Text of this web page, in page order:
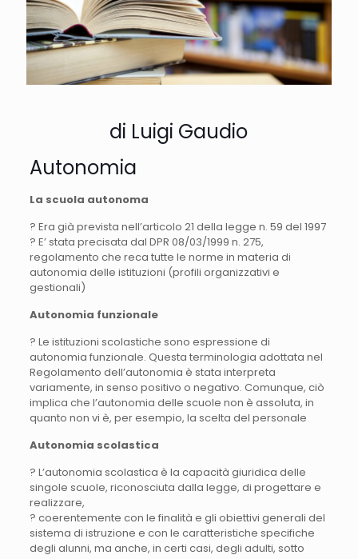
di Luigi Gaudio
Autonomia
La scuola autonoma
? Era già prevista nell’articolo 21 della legge n. 59 del 1997
? E’ stata precisata dal DPR 08/03/1999 n. 275,
regolamento che reca tutte le norme in materia di
autonomia delle istituzioni (profili organizzativi e
gestionali)
Autonomia funzionale
? Le istituzioni scolastiche sono espressione di
autonomia funzionale. Questa terminologia adottata nel
Regolamento dell’autonomia è stata interpreta
variamente, in senso positivo o negativo. Comunque, ciò
implica che l’autonomia delle scuole non è assoluta, in
quanto non vi è, per esempio, la scelta del personale
Autonomia scolastica
? L’autonomia scolastica è la capacità giuridica delle
singole scuole, riconosciuta dalla legge, di progettare e
realizzare,
? coerentemente con le finalità e gli obiettivi generali del
sistema di istruzione e con le caratteristiche specifiche
degli alunni, ma anche, in certi casi, degli adulti, sotto